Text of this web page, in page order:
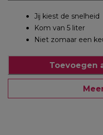
Jij kiest de snelheid
Kom van 5 liter
Niet zomaar een
Toevoegen